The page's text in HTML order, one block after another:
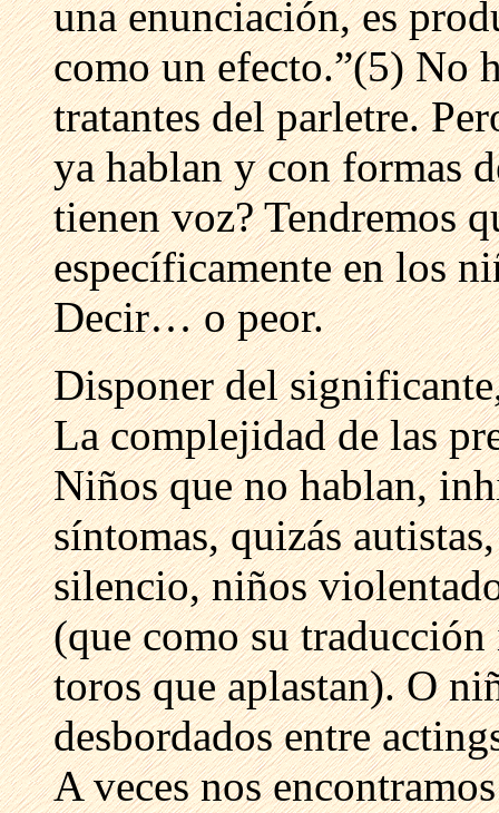
una enunciación, es
como un efecto.”(5) No
tratantes del parletre.
ya hablan y con formas
tienen voz? Tendremos
específicamente en los
Decir… o peor.
Disponer del
La complejidad de las
Niños que no hablan,
síntomas, quizás
silencio, niños
(que como su
toros que aplastan). O
desbordados entre
A veces nos